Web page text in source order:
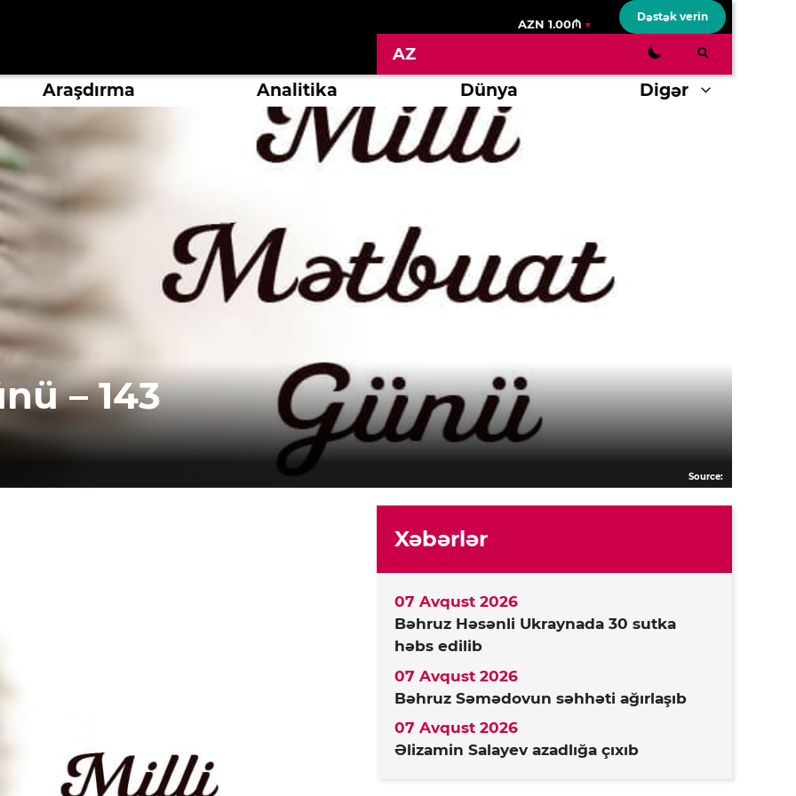
AZN 1.00₼
Dəstək verin
AZ
Araşdırma Analitika Dünya Digər
– 143
Source:
Xəbərlər
Bəhruz Həsənli Ukraynada 30 sutka
həbs edilib
07 Avqust 2026
Bəhruz Səmədovun səhhəti ağırlaşıb
07 Avqust 2026
Əlizamin Salayev azadlığa çıxıb
07 Avqust 2026